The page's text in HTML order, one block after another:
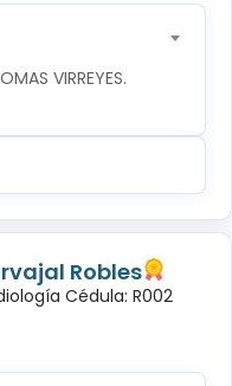
VIRREYES.
Robles
Cédula: R002